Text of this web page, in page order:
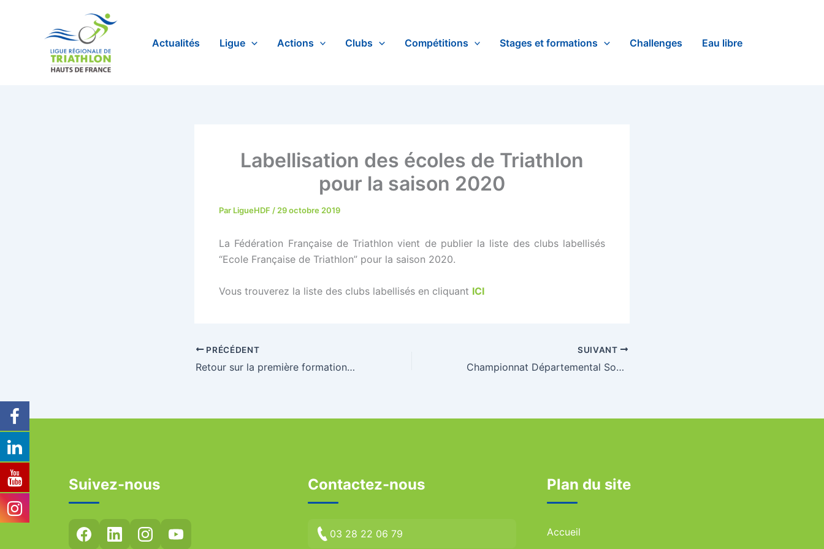
Actualités Ligue Actions Clubs Compétitions Stages et formations Challenges Eau libre
Labellisation des écoles de Triathlon
pour la saison 2020
Par LigueHDF / 29 octobre 2019
La Fédération Française de Triathlon vient de publier la liste des clubs labellisés
“Ecole Française de Triathlon” pour la saison 2020.
Vous trouverez la liste des clubs labellisés en cliquant ICI
PRÉCÉDENT
Retour sur la première formation coaching Triathlon Santé de niveau 2
SUIVANT
Championnat Départemental Somme de Bike & Run
Suivez-nous Contactez-nous
03 28 22 06 79
Plan du site
Accueil